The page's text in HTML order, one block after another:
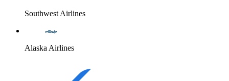
Southwest Airlines
Alaska Airlines